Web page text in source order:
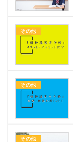
その他
その他
その他